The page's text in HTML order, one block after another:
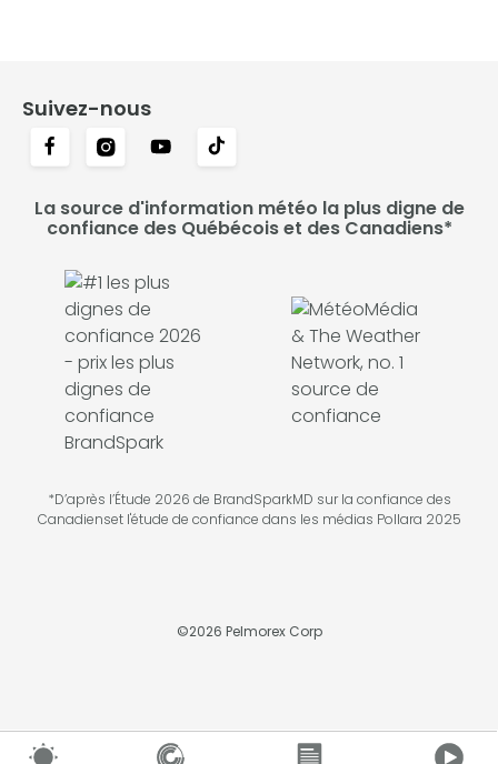
Suivez-nous
La source d'information météo la plus digne de
confiance des Québécois et des Canadiens*
*D’après l’Étude 2026 de BrandSparkMD sur la confiance des
Canadienset l'étude de confiance dans les médias Pollara 2025
©2026 Pelmorex Corp